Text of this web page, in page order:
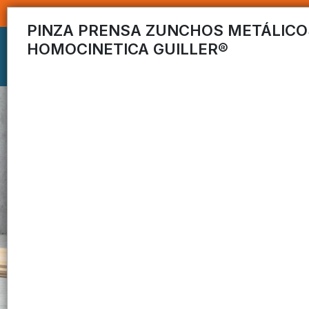
PINZA PRENSA ZUNCHOS
HOMOCINETICA GUILLER®